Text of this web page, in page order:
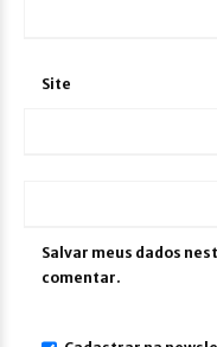
Site
Salvar meus dados
comentar.